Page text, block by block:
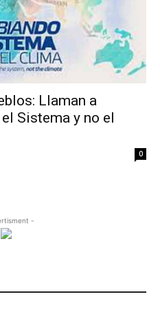
Llaman a
Sistema y no el
0
-